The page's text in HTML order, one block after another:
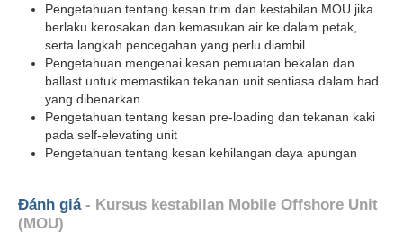
Pengetahuan tentang kesan trim dan kestabilan MOU jika
berlaku kerosakan dan kemasukan air ke dalam petak,
serta langkah pencegahan yang perlu diambil
Pengetahuan mengenai kesan pemuatan bekalan dan
ballast untuk memastikan tekanan unit sentiasa dalam had
yang dibenarkan
Pengetahuan tentang kesan pre-loading dan tekanan kaki
pada self-elevating unit
Pengetahuan tentang kesan kehilangan daya apungan
Đánh giá- Kursus kestabilan Mobile Offshore Unit
(MOU)